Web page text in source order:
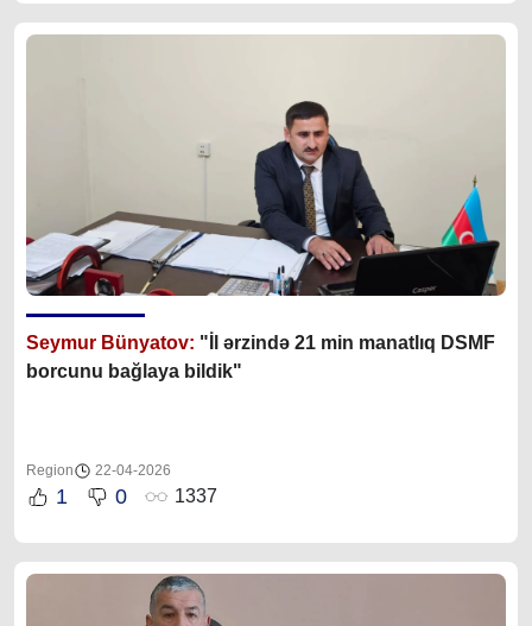
Seymur Bünyatov: "İl ərzində 21 min manatlıq DSMF
borcunu bağlaya bildik"
Region 22-04-2026
1 0 1337